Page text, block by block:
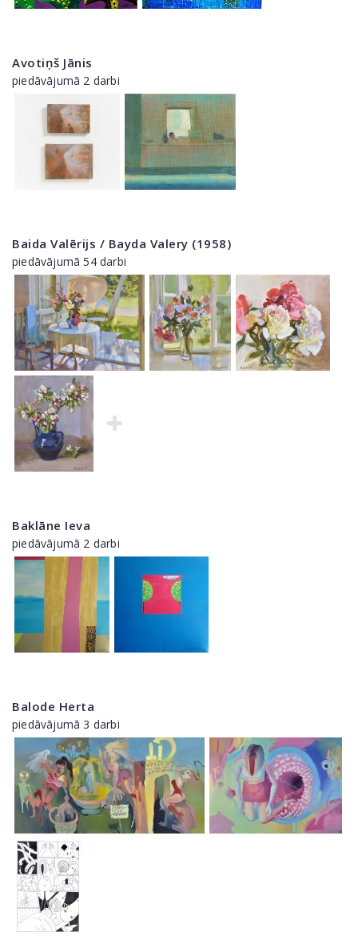
Avotiņš Jānis
piedāvājumā 2 darbi
Baida Valērijs / Bayda Valery (1958)
piedāvājumā 54 darbi
Baklāne Ieva
piedāvājumā 2 darbi
Balode Herta
piedāvājumā 3 darbi